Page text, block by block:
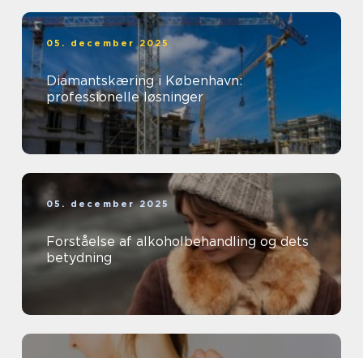
05. december 2025
Diamantskæring i København:
professionelle løsninger
05. december 2025
Forståelse af alkoholbehandling og dets
betydning